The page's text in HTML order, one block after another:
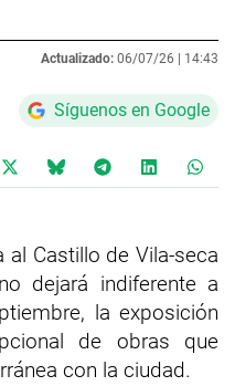
Actualizado: 06/07/26 | 14:43
Síguenos en Google
al Castillo de Vila-seca
dejará indiferente a
la exposición
de obras que
con la ciudad.